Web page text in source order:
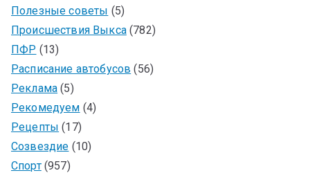
Полезные советы (5)
Происшествия Выкса(782)
ПФР (13)
Расписание автобусов (56)
Реклама (5)
Рекомедуем (4)
Рецепты (17)
Созвездие (10)
Спорт(957)